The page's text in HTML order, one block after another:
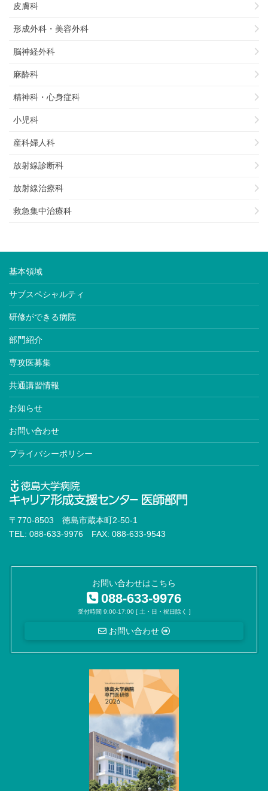
皮膚科
形成外科・美容外科
脳神経外科
麻酔科
精神科・心身症科
小児科
産科婦人科
放射線診断科
放射線治療科
救急集中治療科
基本領域
サブスペシャルティ
研修ができる病院
部門紹介
専攻医募集
共通講習情報
お知らせ
お問い合わせ
プライバシーポリシー
〒770-8503 徳島市蔵本町2-50-1
TEL: 088-633-9976 FAX: 088-633-9543
お問い合わせはこちら
088-633-9976
受付時間 9:00-17:00 [ 土・日・祝日除く ]
お問い合わせ